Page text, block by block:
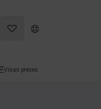
Visas preces